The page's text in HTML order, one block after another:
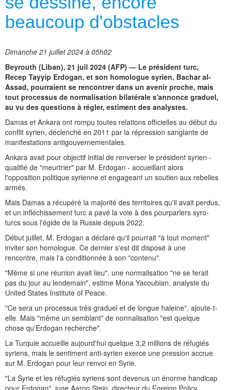
beaucoup d'obstacles
Dimanche 21 juillet 2024 à 05h02
Beyrouth (Liban), 21 juil 2024 (AFP) — Le président turc,
Recep Tayyip Erdogan, et son homologue syrien, Bachar al-
Assad, pourraient se rencontrer dans un avenir proche, mais
tout processus de normalisation bilatérale s'annonce graduel,
au vu des questions à régler, estiment des analystes.
Damas et Ankara ont rompu toutes relations officielles au début du
conflit syrien, déclenché en 2011 par la répression sanglante de
manifestations antigouvernementales.
Ankara avait pour objectif initial de renverser le président syrien -
qualifié de "meurtrier" par M. Erdogan - accueillant alors
l'opposition politique syrienne et engageant un soutien aux rebelles
armés.
Mais Damas a récupéré la majorité des territoires qu'il avait perdus,
et un infléchissement turc a pavé la voie à des pourparlers syro-
turcs sous l'égide de la Russie depuis 2022.
Début juillet, M. Erdogan a déclaré qu'il pourrait "à tout moment"
inviter son homologue. Ce dernier s'est dit disposé à une
rencontre, mais l'a conditionnée à son "contenu".
"Même si une réunion avait lieu", une normalisation "ne se ferait
pas du jour au lendemain", estime Mona Yacoubian, analyste du
United States Institute of Peace.
"Ce sera un processus très graduel et de longue haleine", ajoute-t-
elle. Mais "même un semblant" de normalisation "est quelque
chose qu'Erdogan recherche".
La Turquie accueille aujourd'hui quelque 3,2 millions de réfugiés
syriens, mais le sentiment anti-syrien exerce une pression accrue
sur M. Erdogan pour leur renvoi en Syrie.
"La Syrie et les réfugiés syriens sont devenus un énorme handicap